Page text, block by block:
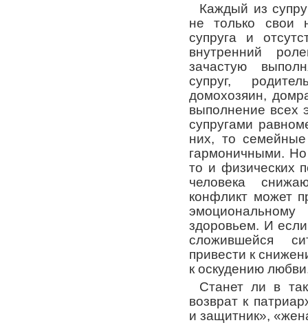
Каждый из
не только свои
супруга и
внутренний
зачастую
супруг,
домохозяин,
выполнение всех
супругами
них, то
гармоничными. Но
то и физических
человека
конфликт может
здоровьем. И
сложившейся
привести к
к оскудению
Станет ли в
возврат к
и защитник»,